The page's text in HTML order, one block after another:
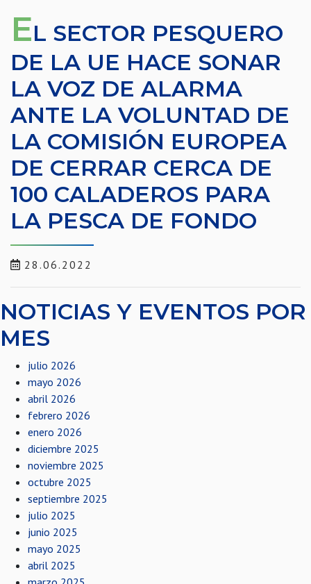
EL SECTOR PESQUERO
DE LA UE HACE SONAR
LA VOZ DE ALARMA
ANTE LA VOLUNTAD DE
LA COMISIÓN EUROPEA
DE CERRAR CERCA DE
100 CALADEROS PARA
LA PESCA DE FONDO
28.06.2022
NOTICIAS Y EVENTOS POR
MES
julio 2026
mayo 2026
abril 2026
febrero 2026
enero 2026
diciembre 2025
noviembre 2025
octubre 2025
septiembre 2025
julio 2025
junio 2025
mayo 2025
abril 2025